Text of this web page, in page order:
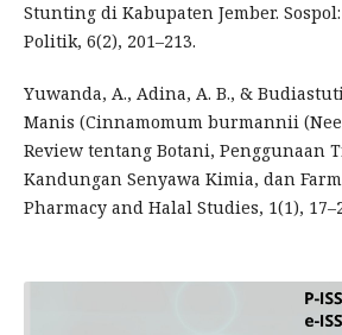
Stunting di Kabupaten Jember.
Politik, 6(2), 201–213.
Yuwanda, A., Adina, A. B., &
Manis (Cinnamomum burmannii
Review tentang Botani, Penggunaan
Kandungan Senyawa Kimia, dan
Pharmacy and Halal Studies, 1(1),